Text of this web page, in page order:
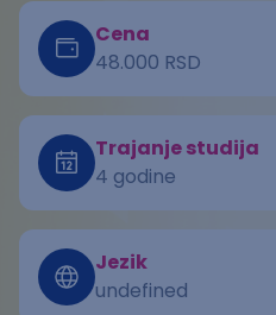
Cena
48.000 RSD
Trajanje studija
4 godine
Jezik
undefined